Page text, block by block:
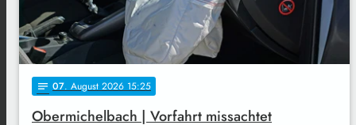
notes 07. August 2026 15:25
Obermichelbach | Vorfahrt missachtet